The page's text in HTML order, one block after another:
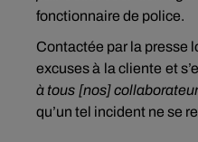
fonctionnaire de police.
Contactée par la presse
excuses à la cliente et
à tous [nos]
qu’un tel incident ne se